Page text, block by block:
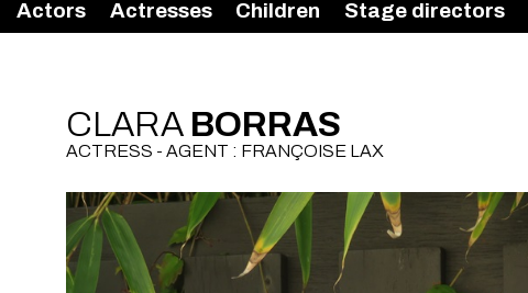
Actors Actresses Children Stage directors
CLARA BORRAS
ACTRESS - AGENT : FRANÇOISE LAX